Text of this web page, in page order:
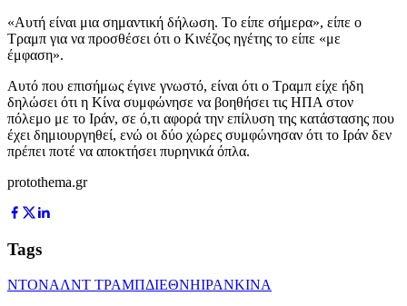
«Αυτή είναι μια σημαντική δήλωση. Το είπε σήμερα», είπε ο
Τραμπ για να προσθέσει ότι ο Κινέζος ηγέτης το είπε «με
έμφαση».
Αυτό που επισήμως έγινε γνωστό, είναι ότι ο Τραμπ είχε ήδη
δηλώσει ότι η Κίνα συμφώνησε να βοηθήσει τις ΗΠΑ στον
πόλεμο με το Ιράν, σε ό,τι αφορά την επίλυση της κατάστασης που
έχει δημιουργηθεί, ενώ οι δύο χώρες συμφώνησαν ότι το Ιράν δεν
πρέπει ποτέ να αποκτήσει πυρηνικά όπλα.
protothema.gr
Tags
ΝΤΟΝΑΛΝΤ ΤΡΑΜΠΔΙΕΘΝΗΙΡΑΝΚΙΝΑ